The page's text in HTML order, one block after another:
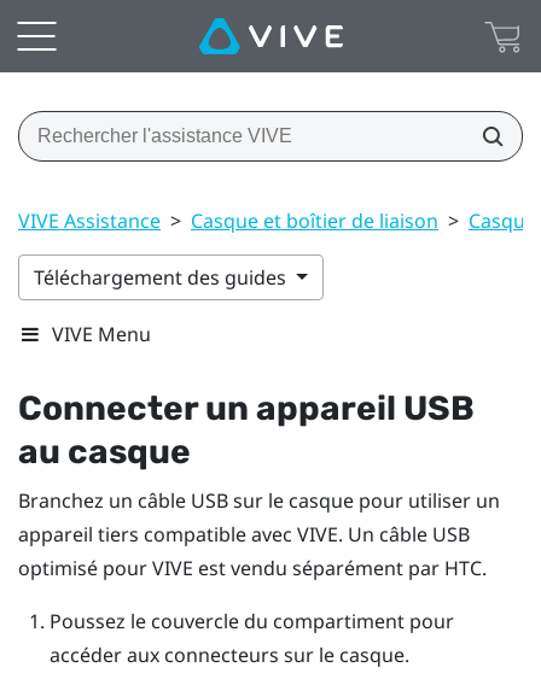
VIVE Assistance > Casque et boîtier de liaison > Casque
Téléchargement des guides
VIVE Menu
Connecter un appareil USB
au casque
Branchez un câble USB sur le casque pour utiliser un
appareil tiers compatible avec VIVE. Un câble USB
optimisé pourVIVE est vendu séparément par HTC.
Poussez le couvercle du compartiment pour
accéder aux connecteurs sur le casque.